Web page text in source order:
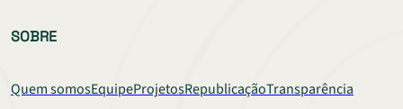
SOBRE
Quem somosEquipeProjetosRepublicaçãoTransparência